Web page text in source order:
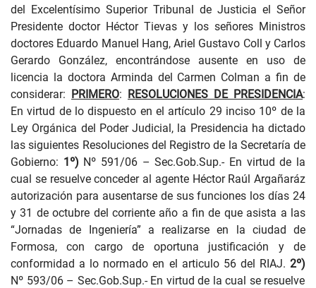
del Excelentísimo Superior Tribunal de Justicia el Señor
Presidente doctor Héctor Tievas y los señores Ministros
doctores Eduardo Manuel Hang, Ariel Gustavo Coll y Carlos
Gerardo González, encontrándose ausente en uso de
licencia la doctora Arminda del Carmen Colman a fin de
considerar: PRIMERO: RESOLUCIONES DE PRESIDENCIA:
En virtud de lo dispuesto en el artículo 29 inciso 10º de la
Ley Orgánica del Poder Judicial, la Presidencia ha dictado
las siguientes Resoluciones del Registro de la Secretaría de
Gobierno: 1º) Nº 591/06 – Sec.Gob.Sup.- En virtud de la
cual se resuelve conceder al agente Héctor Raúl Argañaráz
autorización para ausentarse de sus funciones los días 24
y 31 de octubre del corriente año a fin de que asista a las
“Jornadas de Ingeniería” a realizarse en la ciudad de
Formosa, con cargo de oportuna justificación y de
conformidad a lo normado en el articulo 56 del RIAJ. 2º)
Nº 593/06 – Sec.Gob.Sup.- En virtud de la cual se resuelve